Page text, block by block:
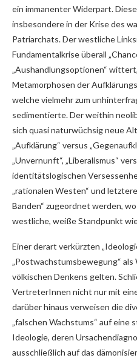
ein immanenter Widerpart.
insbesondere in der Krise des
Patriarchats. Der westliche
Fundamentalkrise überall
„Aushandlungsoptionen“
Metamorphosen der
welche vielmehr zum
sedimentierte. Der weithin
sich quasi naturwüchsig neue
„Aufklärung“ versus
„Unvernunft“, „Liberalismus“
identitätslogischen
„rationalen Westen“ und
Banden“ zugeordnet werden,
westliche, weiße Standpunkt
Einer derart verkürzten
„Postwachstumsbewegung“
völkischen Denkens gelten.
VertreterInnen nicht nur mit
darüber hinaus verweisen die
„falschen Wachstums“ auf
Ideologie, deren
ausschließlich auf das